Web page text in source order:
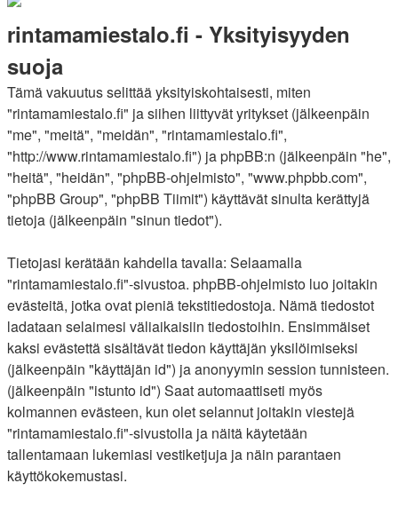
rintamamiestalo.fi - Yksityisyyden
suoja
Tämä vakuutus selittää yksityiskohtaisesti, miten
"rintamamiestalo.fi" ja siihen liittyvät yritykset (jälkeenpäin
"me", "meitä", "meidän", "rintamamiestalo.fi",
"http://www.rintamamiestalo.fi") ja phpBB:n (jälkeenpäin "he",
"heitä", "heidän", "phpBB-ohjelmisto", "www.phpbb.com",
"phpBB Group", "phpBB Tiimit") käyttävät sinulta kerättyjä
tietoja (jälkeenpäin "sinun tiedot").
Tietojasi kerätään kahdella tavalla: Selaamalla
"rintamamiestalo.fi"-sivustoa. phpBB-ohjelmisto luo joitakin
evästeitä, jotka ovat pieniä tekstitiedostoja. Nämä tiedostot
ladataan selaimesi väliaikaisiin tiedostoihin. Ensimmäiset
kaksi evästettä sisältävät tiedon käyttäjän yksilöimiseksi
(jälkeenpäin "käyttäjän id") ja anonyymin session tunnisteen.
(jälkeenpäin "istunto id") Saat automaattiseti myös
kolmannen evästeen, kun olet selannut joitakin viestejä
"rintamamiestalo.fi"-sivustolla ja näitä käytetään
tallentamaan lukemiasi vestiketjuja ja näin parantaen
käyttökokemustasi.